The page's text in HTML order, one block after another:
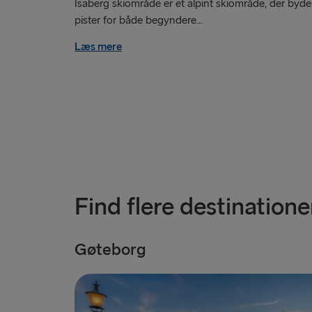
Isaberg skiområde er et alpint skiområde, der
pister for både begyndere...
Læs mere
Find flere
Gøteborg